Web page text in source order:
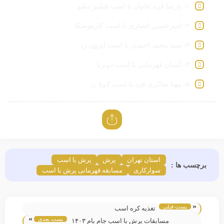
برچسب ها :
استان تهران پرش
پرش با اسب
سوارکاری
مسابقه قهرمانی پرش با اسب
« پست قبلی
تغذیه کره اسب
مسابقات پرش با اسب جام بام ۱۴۰۳
پست بعدی »